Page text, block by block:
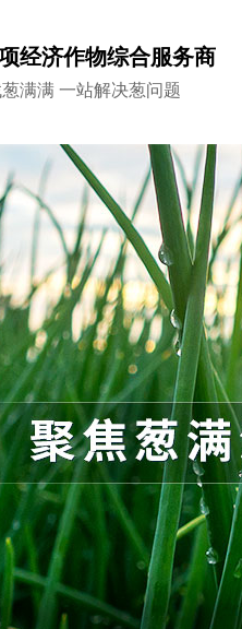
经济作物综合服务商
满满 一站解决葱问题